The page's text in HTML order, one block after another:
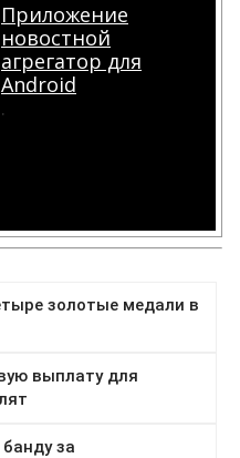
Приложение
новостной
агрегатор для
Android
.